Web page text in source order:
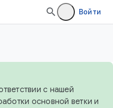
Войти
с нашей
основной ветки и